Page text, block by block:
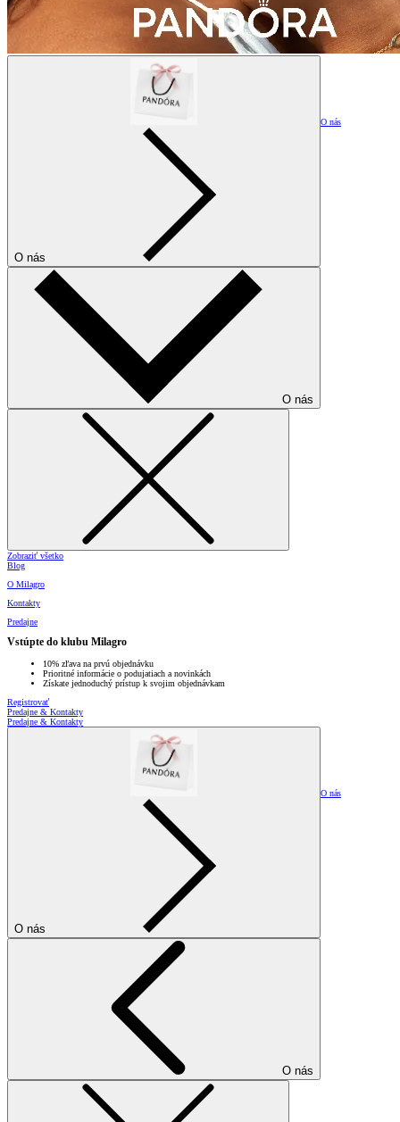
O nás
O nás
O nás
Zobraziť všetko
Blog
O Milagro
Kontakty
Predajne
Vstúpte do klubu Milagro
10% zľava na prvú objednávku
Prioritné informácie o podujatiach a novinkách
Získate jednoduchý prístup k svojim objednávkam
Registrovať
Predajne & Kontakty
Predajne & Kontakty
O nás
O nás
O nás